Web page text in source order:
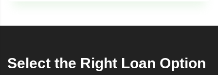
Select the Right Loan Option